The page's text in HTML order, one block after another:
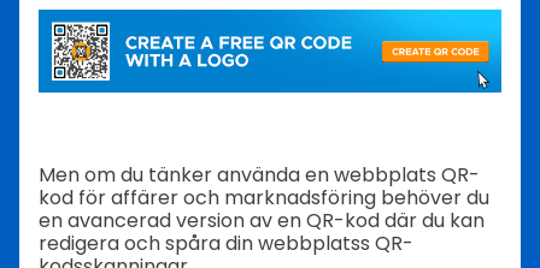
Men om du tänker använda en webbplats QR-
kod för affärer och marknadsföring behöver du
en avancerad version av en QR-kod där du kan
redigera och spåra din webbplatss QR-